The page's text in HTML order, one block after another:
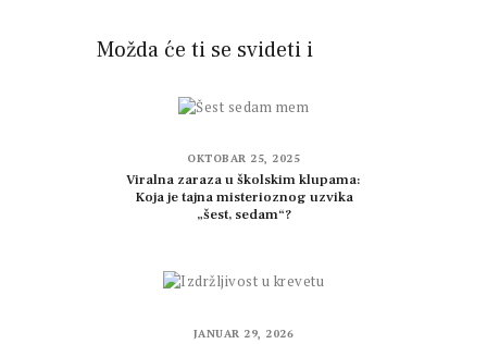
Možda će ti se svideti i
OKTOBAR 25, 2025
Viralna zaraza u školskim klupama:
Koja je tajna misterioznog uzvika
„šest, sedam“?
JANUAR 29, 2026